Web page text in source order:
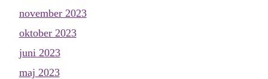
november 2023
oktober 2023
juni 2023
maj 2023